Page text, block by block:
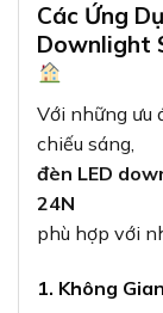
Các Ứng
Downlight
Với những ưu
chiếu sáng,
đèn LED
24N
phù hợp với
1. Không